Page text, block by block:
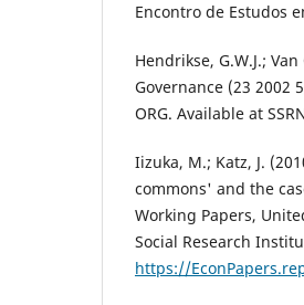
Encontro de Estudos
Hendrikse, G.W.J.;
Governance (23 2002
ORG. Available at
Iizuka, M.; Katz, J.
commons' and the
Working Papers,
Social Research
https://